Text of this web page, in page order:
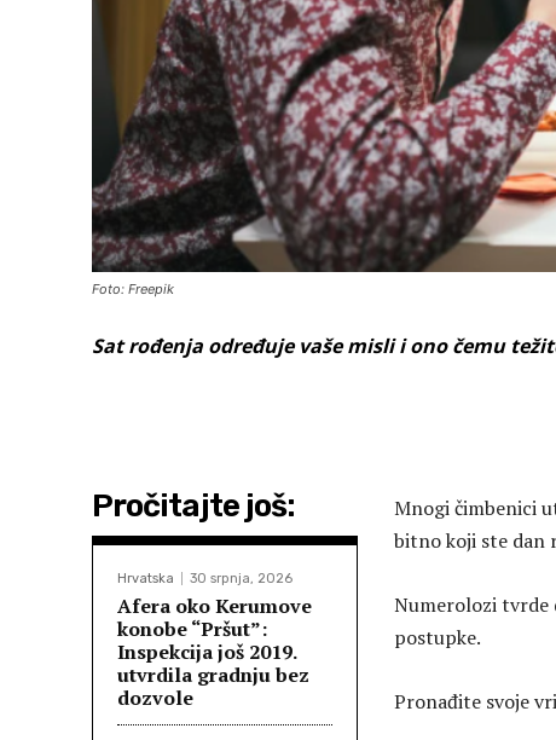
Foto: Freepik
Sat rođenja određuje vaše misli i ono čemu
Pročitajte još:
Hrvatska 30 srpnja, 2026
Afera oko Kerumove
konobe “Pršut”:
Inspekcija još 2019.
utvrdila gradnju bez
dozvole
Mnogi čimbenici
bitno koji ste dan
Numerolozi tvrde
postupke.
Pronađite svoje